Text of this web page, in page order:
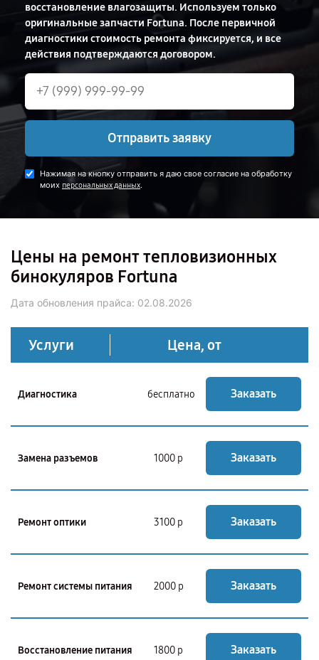
восстановление влагозащиты. Используем только
оригинальные запчасти Fortuna. После первичной
диагностики стоимость ремонта фиксируется, и все
действия подтверждаются договором.
Отправить заявку
Нажимая на кнопку отправить я даю свое согласие на обработку
моих персональных данных.
Цены на ремонт тепловизионных
бинокуляров Fortuna
Дата обновления прайса: 02.08.2026
Услуги Цена, от
Диагностика бесплатно Заказать
Замена разъемов 1000 р Заказать
Ремонт оптики 3100 р Заказать
Ремонт системы питания 2000 р Заказать
Восстановление питания 1800 р Заказать